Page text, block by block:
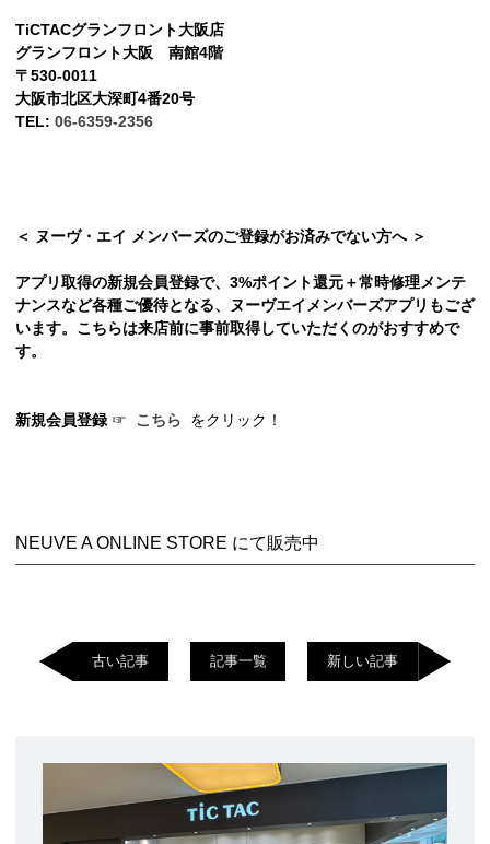
TiCTACグランフロント大阪店
グランフロント大阪 南館4階
〒530-0011
大阪市北区大深町4番20号
TEL: 06-6359-2356
＜ ヌーヴ・エイ メンバーズのご登録がお済みでない方へ ＞
アプリ取得の新規会員登録で、3%ポイント還元＋常時修理メンテ
ナンスなど各種ご優待となる、ヌーヴエイメンバーズアプリもござ
います。こちらは来店前に事前取得していただくのがおすすめで
す。
新規会員登録 ☞ こちら をクリック！
NEUVE A ONLINE STORE にて販売中
古い記事 記事一覧 新しい記事